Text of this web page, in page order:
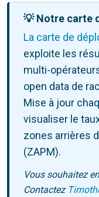
💡 Notre carte
La carte de
exploite les
multi-
open data de
Mise à jour
visualiser le
zones arrières
(ZAPM).
Vous souhaitez
Contactez